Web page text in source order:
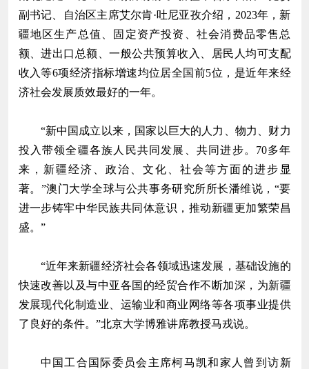
副书记、自治区主席艾尔肯·吐尼亚孜介绍，2023年，新
疆地区生产总值、固定资产投资、社会消费品零售总
额、进出口总额、一般公共预算收入、居民人均可支配
收入等6项经济指标增速均位居全国前5位，是近年来经
济社会发展质效最好的一年。
“新中国成立以来，国家以巨大的人力、物力、财力
投入带领全疆各族人民共同发展、共同进步。70多年
来，新疆经济、政治、文化、社会等方面的进步显
著。”澳门大学全球与公共事务研究所所长潘维说，“要
进一步铸牢中华民族共同体意识，推动新疆更加繁荣昌
盛。”
“近年来新疆经济社会各领域迅速发展，基础设施的
快速改善以及与中亚各国的经贸合作不断加深，为新疆
发展现代化制造业、运输业和商业网络等各项事业提供
了良好的条件。”北京大学博雅讲席教授马戎说。
中国工合国际委员会主席柯马凯和家人曾到访新